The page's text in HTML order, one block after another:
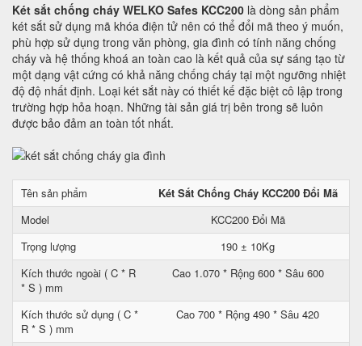
Két sắt chống cháy WELKO Safes KCC200 là dòng sản phẩm
két sắt sử dụng mã khóa điện tử nên có thể đổi mã theo ý muốn,
phù hợp sử dụng trong văn phòng, gia đình có tính năng chống
cháy và hệ thống khoá an toàn cao là kết quả của sự sáng tạo từ
một dạng vật cứng có khả năng chống cháy tại một ngưỡng nhiệt
độ độ nhất định. Loại két sắt này có thiết kế đặc biệt cô lập trong
trường hợp hỏa hoạn. Những tài sản giá trị bên trong sẽ luôn
được bảo đảm an toàn tốt nhất.
Tên sản phẩm
Két Sắt Chống Cháy KCC200 Đổi Mã
Model
KCC200 Đổi Mã
Trọng lượng
190 ± 10Kg
Kích thước ngoài ( C * R
* S ) mm
Cao 1.070 * Rộng 600 * Sâu 600
Kích thước sử dụng ( C *
R * S ) mm
Cao 700 * Rộng 490 * Sâu 420